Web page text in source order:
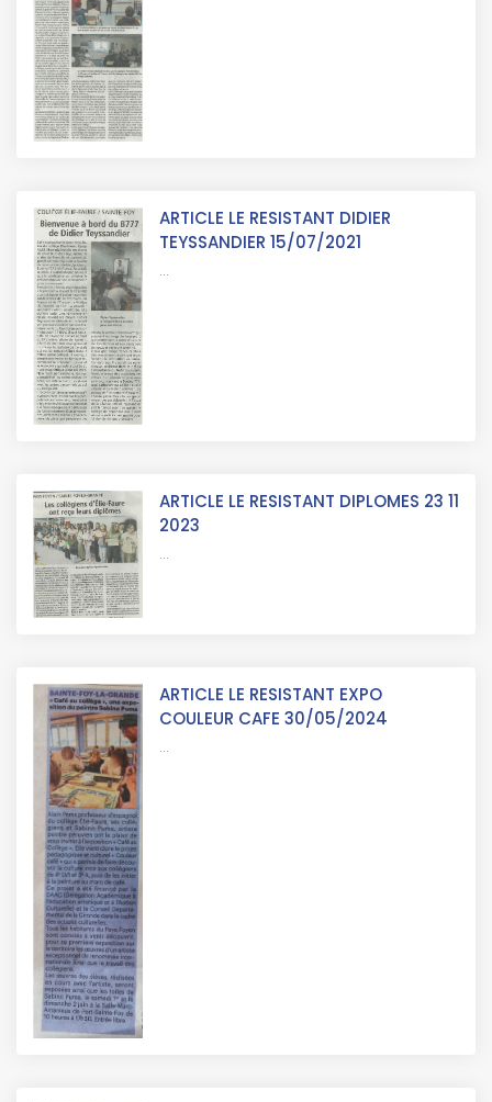
ARTICLE LE RESISTANT DIDIER
TEYSSANDIER 15/07/2021
...
ARTICLE LE RESISTANT DIPLOMES 23 11
2023
...
ARTICLE LE RESISTANT EXPO
COULEUR CAFE 30/05/2024
...